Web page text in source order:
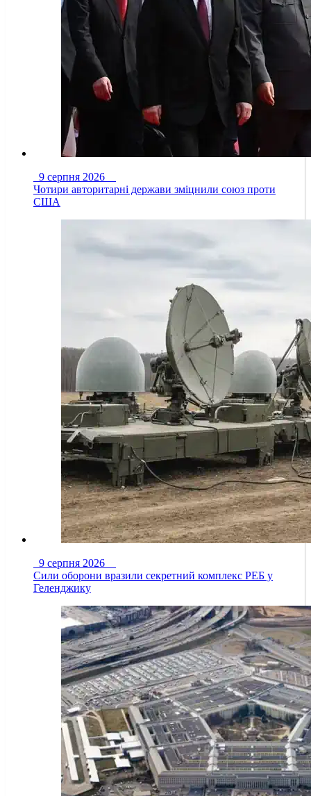
9 серпня 2026
Чотири авторитарні держави зміцнили союз проти
США
9 серпня 2026
Сили оборони вразили секретний комплекс РЕБ у
Геленджику